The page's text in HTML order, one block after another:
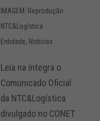
IMAGEM: Reprodução
NTC&Logística
Entidade, Notícias
Leia na íntegra o
Comunicado Oficial
da NTC&Logística
divulgado no CONET